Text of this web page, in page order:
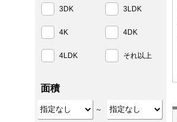
3DK 3LDK
4K 4DK
4LDK それ以上
面積
～